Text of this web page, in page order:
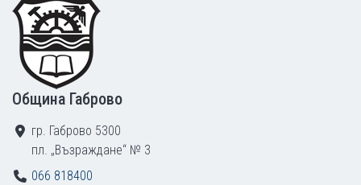
Община Габрово
гр. Габрово 5300
пл. „Възраждане“ № 3
066 818400